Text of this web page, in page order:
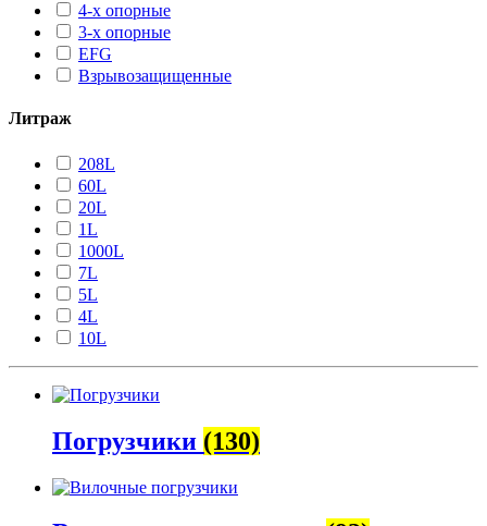
4-х опорные
3-х опорные
EFG
Взрывозащищенные
Литраж
208L
60L
20L
1L
1000L
7L
5L
4L
10L
Погрузчики (130)